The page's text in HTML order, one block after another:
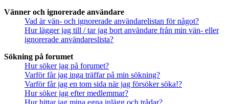
Vänner och ignorerade användare
Vad är vän- och ignorerade användarelistan för något?
Hur lägger jag till / tar jag bort användare från min vän- eller
ignorerade användareslista?
Sökning på forumet
Hur söker jag på forumet?
Varför får jag inga träffar på min sökning?
Varför får jag en tom sida när jag försöker söka!?
Hur söker jag efter medlemmar?